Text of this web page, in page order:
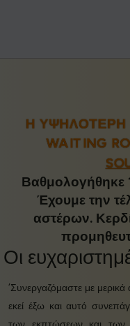
Η ΥΨΗΛΌΤΕΡΗ
WAITING
Βαθμολογήθηκε
Έχουμε την
αστέρων.
Οι
‘Συνεργαζόμαστε με
εκεί έξω και αυτό